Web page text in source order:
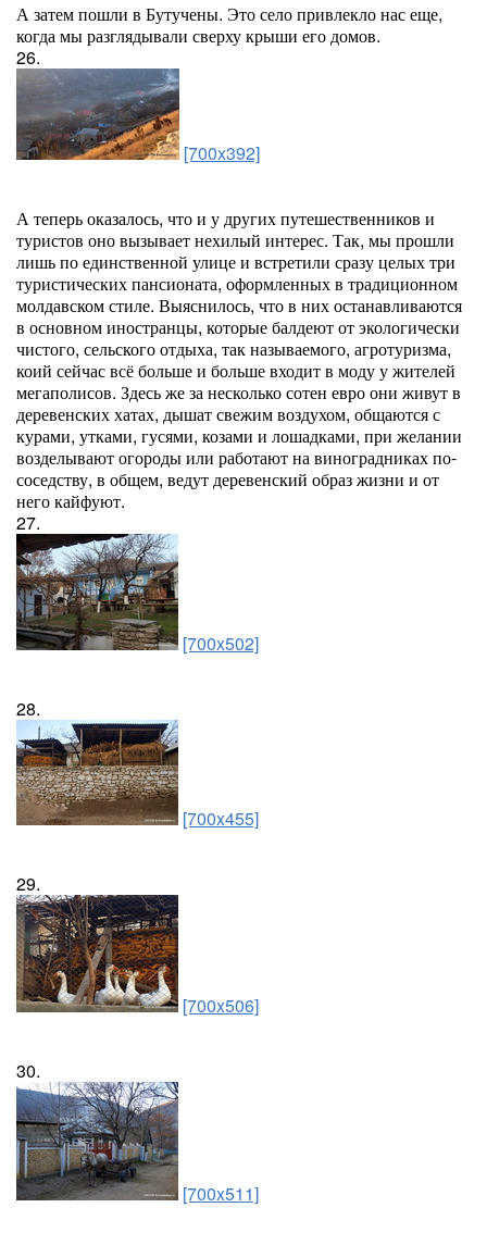
А затем пошли в Бутучены. Это село привлекло нас еще,
когда мы разглядывали сверху крыши его домов.
26.
[700x392]
А теперь оказалось, что и у других путешественников и
туристов оно вызывает нехилый интерес. Так, мы прошли
лишь по единственной улице и встретили сразу целых три
туристических пансионата, оформленных в традиционном
молдавском стиле. Выяснилось, что в них останавливаются
в основном иностранцы, которые балдеют от экологически
чистого, сельского отдыха, так называемого, агротуризма,
коий сейчас всё больше и больше входит в моду у жителей
мегаполисов. Здесь же за несколько сотен евро они живут в
деревенских хатах, дышат свежим воздухом, общаются с
курами, утками, гусями, козами и лошадками, при желании
возделывают огороды или работают на виноградниках по-
соседству, в общем, ведут деревенский образ жизни и от
него кайфуют.
27.
[700x502]
28.
[700x455]
29.
[700x506]
30.
[700x511]